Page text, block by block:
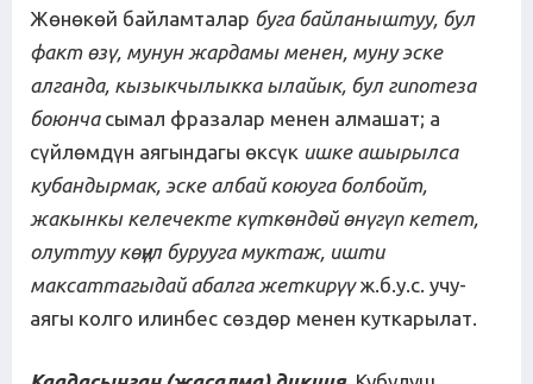
Жөнөкөй байламталар буга байланыштуу, бул
факт өзү, мунун жардамы менен, муну эске
алганда, кызыкчылыкка ылайык, бул гипотеза
боюнча сымал фразалар менен алмашат; а
сүйлөмдүн аягындагы өксүк ишке ашырылса
кубандырмак, эске албай коюуга болбойт,
жакынкы келечекте күткөндөй өнүгүп кетет,
олуттуу көңүл бурууга муктаж, ишти
максаттагыдай абалга жеткирүүж.б.у.с. учу-
аягы колго илинбес сөздөр менен куткарылат.